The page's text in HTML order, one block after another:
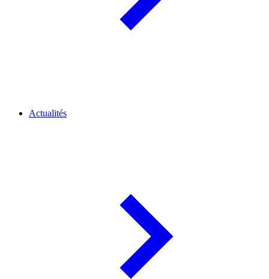
Actualités